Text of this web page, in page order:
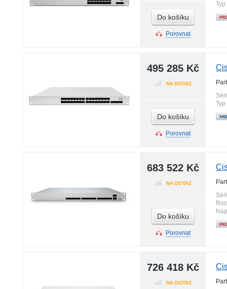
Do košíku
Porovnat
495 285 Kč
NA DOTAZ
Do košíku
Porovnat
683 522 Kč
NA DOTAZ
Do košíku
Porovnat
726 418 Kč
NA DOTAZ